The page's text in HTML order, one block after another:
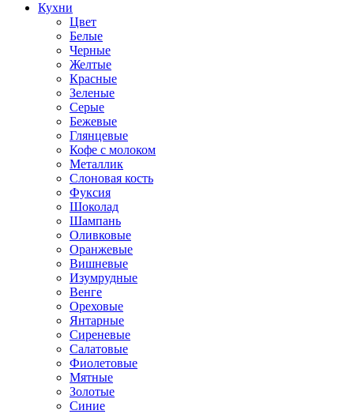
Кухни
Цвет
Белые
Черные
Желтые
Красные
Зеленые
Серые
Бежевые
Глянцевые
Кофе с молоком
Металлик
Слоновая кость
Фуксия
Шоколад
Шампань
Оливковые
Оранжевые
Вишневые
Изумрудные
Венге
Ореховые
Янтарные
Сиреневые
Салатовые
Фиолетовые
Мятные
Золотые
Синие